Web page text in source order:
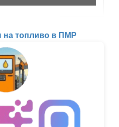
на топливо в ПМР